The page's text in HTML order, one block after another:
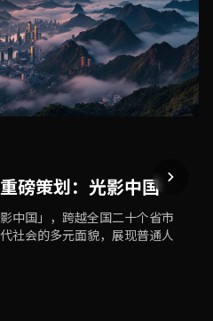
磅策划：光影中国
中国」，跨越全国二十个省市
社会的多元面貌，展现普通人
犯罪悬疑巨制《暗夜
罪悬疑巨制《暗夜追凶》，汇
疑类型片的全新高度，扣人心
敦煌莫高窟数字修复
高窟数字修复工程，首次向公
与千年壁画数字化保护的前沿
。
2025亚洲杯足球赛精
亚洲杯足球赛全程精彩集
球瞬间、每一次精彩的扑救以
中华老字号寻味之旅
北，探访三十家中华老字号餐
技艺的传承故事与地道风味的
。